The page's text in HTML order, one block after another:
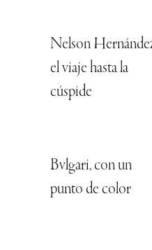
Nelson
el viaje hasta la
cúspide
Bvlgari, con un
punto de color